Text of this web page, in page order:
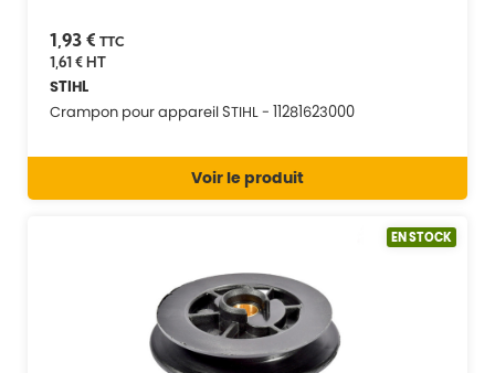
1,93 € TTC
1,61 €HT
STIHL
Crampon pour appareil STIHL - 11281623000
Voir le produit
EN STOCK